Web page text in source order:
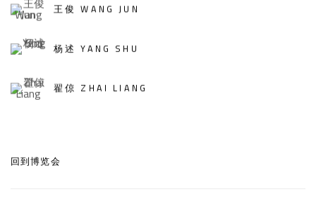
王俊 WANG JUN
杨述 YANG SHU
翟倞 ZHAI LIANG
回到博览会